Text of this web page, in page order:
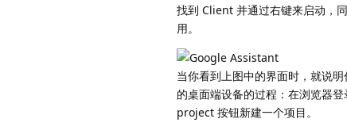
找到 Client 并通过右键来启动，
用。
当你看到上图中的界面时，就说
的桌面端设备的过程：在浏览器
project 按钮新建一个项目。